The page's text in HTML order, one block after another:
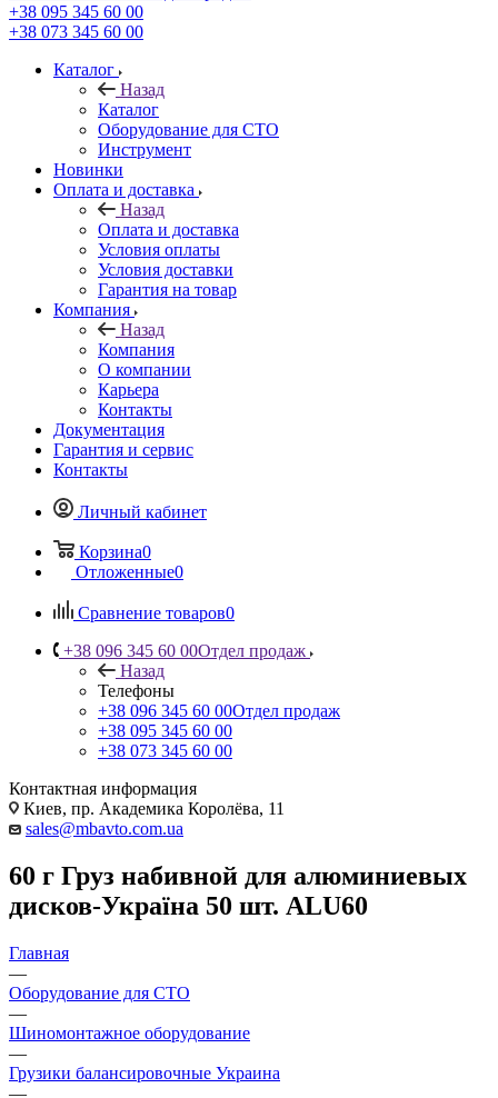
+38 095 345 60 00
+38 073 345 60 00
Каталог
Назад
Каталог
Оборудование для СТО
Инструмент
Новинки
Оплата и доставка
Назад
Оплата и доставка
Условия оплаты
Условия доставки
Гарантия на товар
Компания
Назад
Компания
О компании
Карьера
Контакты
Документация
Гарантия и сервис
Контакты
Личный кабинет
Корзина0
Отложенные0
Сравнение товаров0
+38 096 345 60 00Отдел продаж
Назад
Телефоны
+38 096 345 60 00Отдел продаж
+38 095 345 60 00
+38 073 345 60 00
Контактная информация
Киев, пр. Академика Королёва, 11
sales@mbavto.com.ua
60 г Груз набивной для алюминиевых
дисков-Україна 50 шт. ALU60
Главная
—
Оборудование для СТО
—
Шиномонтажное оборудование
—
Грузики балансировочные Украина
—